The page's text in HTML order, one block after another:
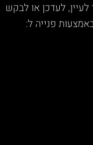
לעדכן או לבקש
פנייה ל: